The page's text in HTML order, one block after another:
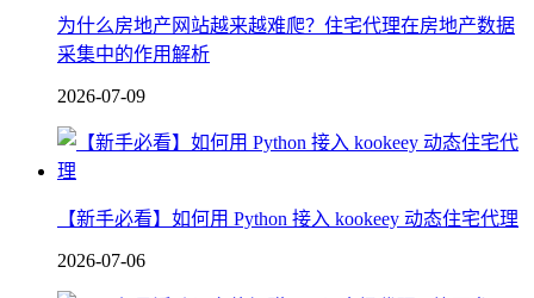
为什么房地产网站越来越难爬？住宅代理在房地产数据
采集中的作用解析
2026-07-09
【新手必看】如何用 Python 接入 kookeey 动态住宅代理
2026-07-06